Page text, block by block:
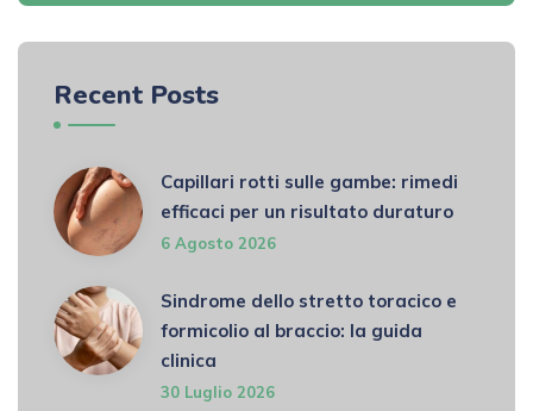
Recent Posts
Capillari rotti sulle gambe: rimedi
efficaci per un risultato duraturo
6 Agosto 2026
Sindrome dello stretto toracico e
formicolio al braccio: la guida
clinica
30 Luglio 2026